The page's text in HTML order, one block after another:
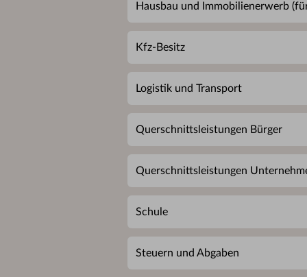
Hausbau und Immobilienerwerb
Kfz-Besitz
Logistik und Transport
Querschnittsleistungen Bürger
Querschnittsleistungen
Schule
Steuern und Abgaben